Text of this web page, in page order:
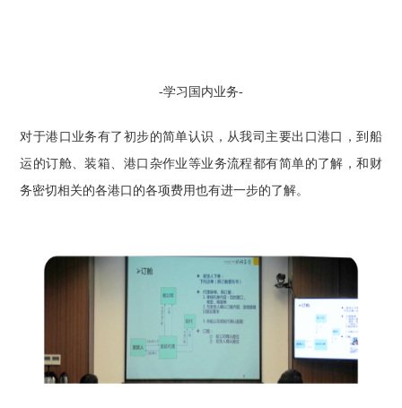
-学习 国内业务-
对于港口业务有了初步的简单认识，从我司主要出口港口，到船
运的订舱、装箱、港口杂作业等业务流程都有简单的了解 ，和财
务密切相关的各港口的各项费用也有进一步的了解。